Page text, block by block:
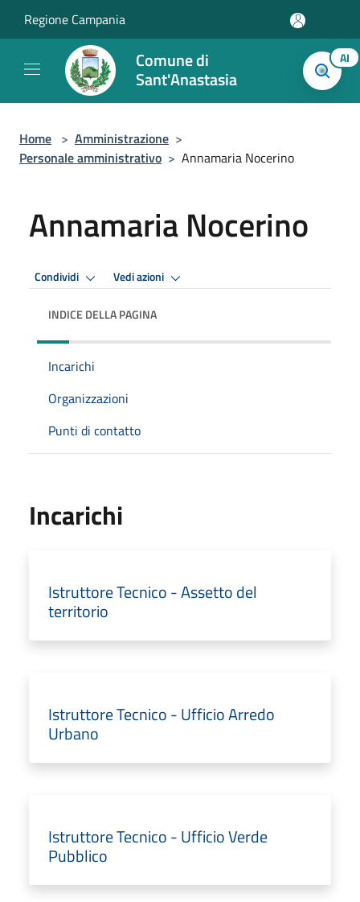
Regione Campania
Comune di
Sant'Anastasia
AI
Home > Amministrazione >
Personale amministrativo > Annamaria Nocerino
Annamaria Nocerino
Condividi Vedi azioni
INDICE DELLA PAGINA
Incarichi
Organizzazioni
Punti di contatto
Incarichi
Istruttore Tecnico - Assetto del
territorio
Istruttore Tecnico - Ufficio Arredo
Urbano
Istruttore Tecnico - Ufficio Verde
Pubblico